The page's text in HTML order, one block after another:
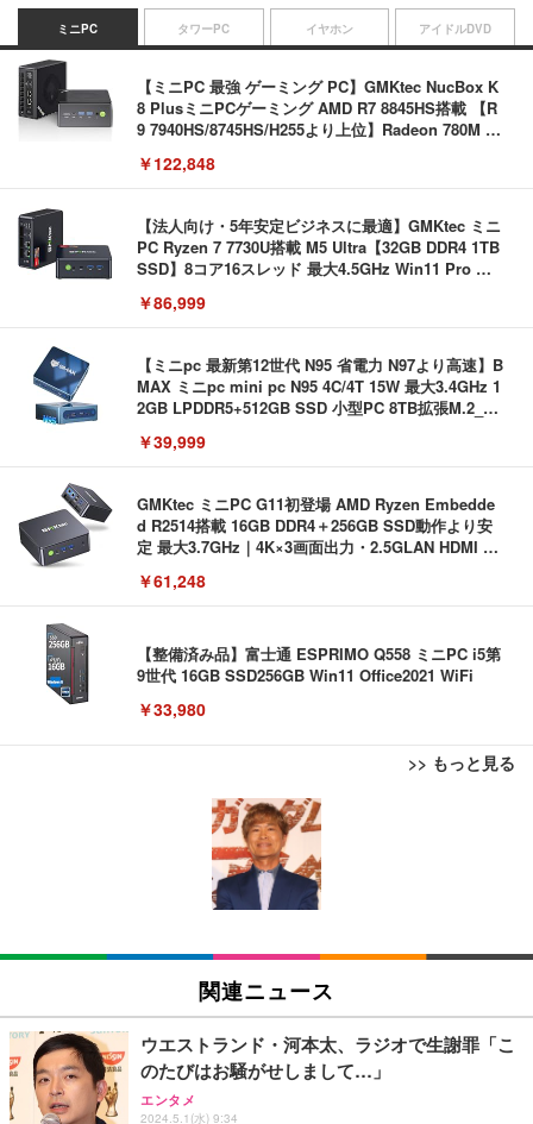
ミニPC
【ミニPC 最強 ゲーミング PC】GMKtec NucBox K
8 PlusミニPCゲーミング AMD R7 8845HS搭載 【R
9 7940HS/8745HS/H255より上位】Radeon 780M | 1
nk・USB4.0×2 | Win11 Pro 5.1GHz | Win11 Pro | 8
K 4画面対応
￥122,848
【法人向け・5年安定ビジネスに最適】GMKtec ミニ
PC Ryzen 7 7730U搭載 M5 Ultra【32GB DDR4 1TB
SSD】8コア16スレッド 最大4.5GHz Win11 Pro 小
力 HDMI2.0/DP1.4/USB-C M.2 SSD 16TB拡張対応
コンパクト 静音ミニPC ゲーミングPC
￥86,999
【ミニpc 最新第12世代 N95 省電力 N97より高速】B
MAX ミニpc mini pc N95 4C/4T 15W 最大3.4GHz 1
2GB LPDDR5+512GB SSD 小型PC 8TB拡張M.2_N
コン 高速2.4G/5GWi-Fi BT5.0 ギガビットLAN 静音
ミニパソコン B4Plus
￥39,999
GMKtec ミニPC G11初登場 AMD Ryzen Embedde
d R2514搭載 16GB DDR4＋256GB SSD動作より安
定 最大3.7GHz｜4K×3画面出力・2.5GLAN HDMI 2.
習向け 超小型 高性能 (16GB+256GB)
￥61,248
【整備済み品】富士通 ESPRIMO Q558 ミニPC i5第
9世代 16GB SSD256GB Win11 Office2021 WiFi
￥33,980
>> もっと見る
タワーPC
TITAN GAMING 【メーカー保証1年】【850W GOL
D電源搭載】 ゲーミングPC デスクトップパソコン
GeForce RTX 5060 Ryzen 7 5700X メモリ32GB NV
Me SSD 2TB Windows 11 Home CX200M ブラック
￥222,000
TITAN GAMING 【メーカー保証1年】【850W GOL
GeForce RTX 5060 Ryzen 7 5700X メモリ32GB NV
Me SSD 2TB Windows 11 Home CX200M ホワイト
￥222,000
【整備済み品】Lenovo ThinkCentre M75s Gen2 Ry
zen 5 PRO 3400G メモリ16GB SSD256GB Window
イヤホン
Bluetoothイヤホン ワイヤレスイヤホン IPX7防水
最大60時間再生 2026年最新Bluetooth6.0ブルートゥ
ースイヤホン 全音域HIFI音質低遅延接続瞬時 片耳/
両耳 WEB会議/運動/ゲーム/通学通勤/スポーツ/音楽
用iPhone/Android対応 (002 black)
Grithope イヤホン タイプC【2026新モデル 耐久
重低音 遅延なし
￥949
Lightning to 3.5mm イヤホンジャック 変換 MFi認
証 【ハイレゾ音質】 内蔵DAC 遅延なし 48ビット/9
アイドルDVD
Juice=Juice Concert 2026 UP TO 11 MORE! MOR
E! (特典なし) [Blu-ray]
【Amazon.co.jp限定】「Juice=Juice Concert 202
判ブロマイド5枚セット) [Blu-ray]
￥11,000
日下部ほたる どんどんやる気になる！日下部式学習
関連ニュース
ウエストランド・河本太、ラジオで生謝罪「こ
のたびはお騒がせしまして…」
エンタメ
2024.5.1(水) 9:34